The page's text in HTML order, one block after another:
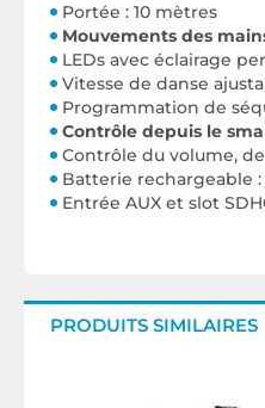
Portée : 10 mètres
Mouvements des
LEDs avec éclairage
Vitesse de danse
Programmation de
Contrôle depuis le
Contrôle du volume,
Batterie rechargeable :
Entrée AUX et slot
PRODUITS SIMILAIRES